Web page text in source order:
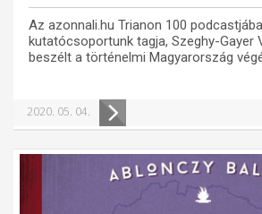
Az azonnali.hu Trianon 100
kutatócsoportunk tagja, Szeghy-Gayer
beszélt a történelmi Magyarország
2020. 05. 04.